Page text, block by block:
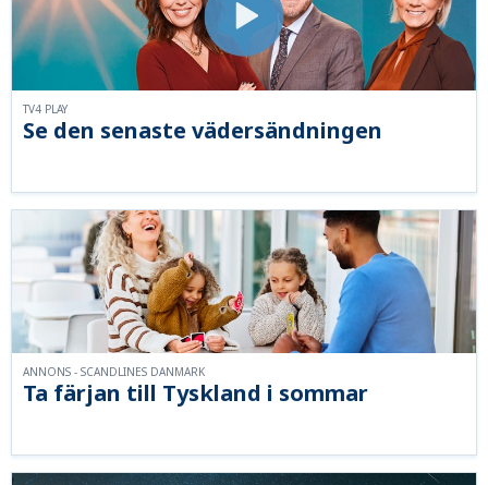
Se den senaste vädersändningen
TV4 PLAY
Ta färjan till Tyskland i sommar
ANNONS - SCANDLINES DANMARK